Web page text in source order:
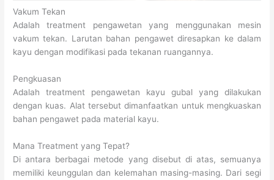
Vakum Tekan
Adalah treatment pengawetan yang menggunakan mesin
vakum tekan. Larutan bahan pengawet diresapkan ke dalam
kayu dengan modifikasi pada tekanan ruangannya.
Pengkuasan
Adalah treatment pengawetan kayu gubal yang dilakukan
dengan kuas. Alat tersebut dimanfaatkan untuk mengkuaskan
bahan pengawet pada material kayu.
Mana Treatment yang Tepat?
Di antara berbagai metode yang disebut di atas, semuanya
memiliki keunggulan dan kelemahan masing-masing. Dari segi